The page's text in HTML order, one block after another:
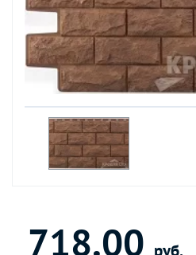
718.00 руб.